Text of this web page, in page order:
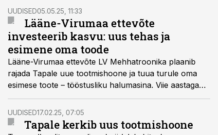
UUDISED05.05.25, 11:33
Lääne-Virumaa ettevõte
investeerib kasvu: uus tehas ja
esimene oma toode
Lääne-Virumaa ettevõte LV Mehhatroonika plaanib
rajada Tapale uue tootmishoone ja tuua turule oma
esimese toote – tööstusliku halumasina. Viie aastaga
on ettevõte kasvanud kolmest inimesest
kümneliikmeliseks meeskonnaks ning liigub nüüd
järgmise arenguetapi suunas.
UUDISED17.02.25, 07:05
Tapale kerkib uus tootmishoone